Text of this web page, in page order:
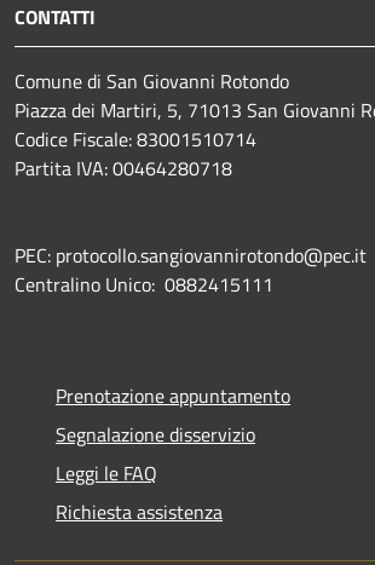
CONTATTI
Comune di San Giovanni Rotondo
Piazza dei Martiri, 5, 71013 San Giovanni
Codice Fiscale: 83001510714
Partita IVA: 00464280718
PEC: protocollo.sangiovannirotondo@pec.it
Centralino Unico: 0882415111
Prenotazione appuntamento
Segnalazione disservizio
Leggi le FAQ
Richiesta assistenza